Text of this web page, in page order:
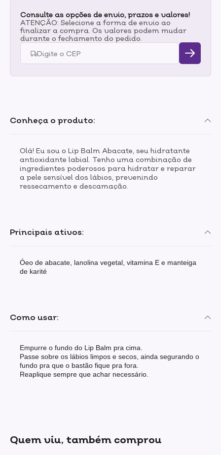
Consulte as opções de envio, prazos e valores!
ATENÇÃO: Selecione a forma de envio ao
finalizar a compra. Os valores podem mudar
durante o fechamento do pedido.
Principais ativos:
Óeo de abacate, lanolina vegetal, vitamina E e manteiga
de karité
Como usar:
Empurre o fundo do Lip Balm pra cima.
Passe sobre os lábios limpos e secos, ainda segurando o
fundo pra que o bastão fique pra fora.
Reaplique sempre que achar necessário.
Conheça o produto:
Olá! Eu sou o Lip Balm Abacate, seu hidratante
antioxidante labial. Tenho uma combinação de
ingredientes poderosos para hidratar e reparar
a pele sensível dos lábios, prevenindo
ressecamento e descamação.
Quem viu, também comprou